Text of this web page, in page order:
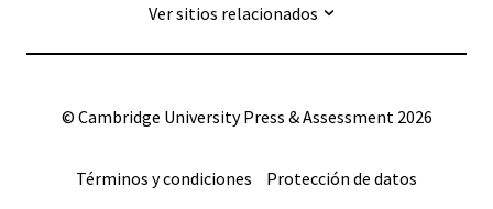
Ver sitios relacionados
© Cambridge University Press & Assessment 2026
Términos y condiciones
Protección de datos